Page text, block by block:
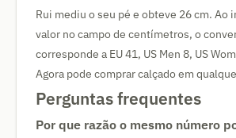
Rui mediu o seu pé e obteve 26 cm. Ao
valor no campo de centímetros, o
corresponde a EU 41, US Men 8, US
Agora pode comprar calçado em
Perguntas frequentes
Por que razão o mesmo número